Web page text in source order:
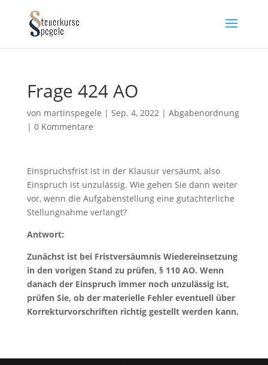
Frage 424 AO
von martinspegele | Sep. 4, 2022| Abgabenordnung
| 0 Kommentare
Einspruchsfrist ist in der Klausur versäumt, also
Einspruch ist unzulässig. Wie gehen Sie dann weiter
vor, wenn die Aufgabenstellung eine gutachterliche
Stellungnahme verlangt?
Antwort:
Zunächst ist bei Fristversäumnis Wiedereinsetzung
in den vorigen Stand zu prüfen, § 110 AO. Wenn
danach der Einspruch immer noch unzulässig ist,
prüfen Sie, ob der materielle Fehler eventuell über
Korrekturvorschriften richtig gestellt werden kann.